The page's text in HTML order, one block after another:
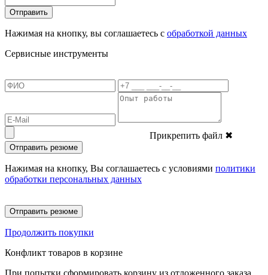
Отправить
Нажимая на кнопку, вы соглашаетесь с обработкой данных
Сервисные инструменты
Прикрепить файл ✖
Отправить резюме
Нажимая на кнопку, Вы соглашаетесь с условиями политики
обработки персональных данных
Отправить резюме
Продолжить покупки
Конфликт товаров в корзине
При попытки сформировать корзину из отложенного заказа